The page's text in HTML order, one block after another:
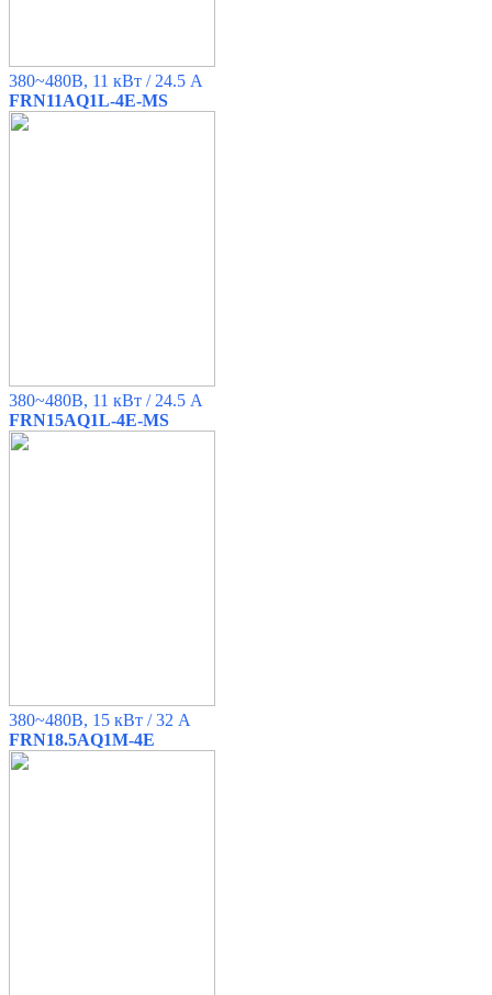
380~480B, 11 кВт / 24.5 A
FRN11AQ1L-4E-MS
380~480B, 11 кВт / 24.5 A
FRN15AQ1L-4E-MS
380~480B, 15 кВт / 32 A
FRN18.5AQ1M-4E